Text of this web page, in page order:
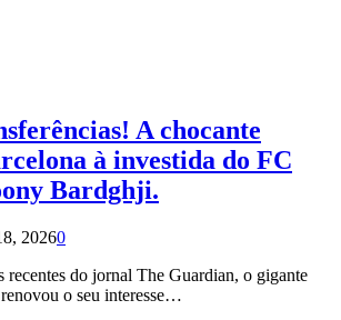
A chocante
à investida do FC
Bardghji.
20260
recentes do jornal The Guardian, o gigante
o seu interesse…